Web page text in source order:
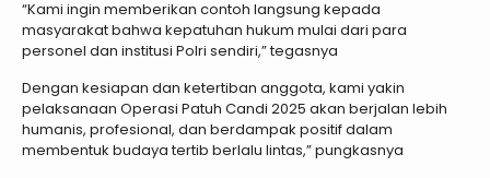
“Kami ingin memberikan contoh langsung kepada
masyarakat bahwa kepatuhan hukum mulai dari para
personel dan institusi Polri sendiri,” tegasnya
Dengan kesiapan dan ketertiban anggota, kami yakin
pelaksanaan Operasi Patuh Candi 2025 akan berjalan lebih
humanis, profesional, dan berdampak positif dalam
membentuk budaya tertib berlalu lintas,” pungkasnya